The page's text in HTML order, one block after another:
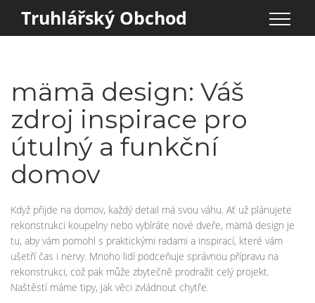
Truhlářský Obchod
mämā design: Váš
zdroj inspirace pro
útulný a funkční
domov
Když přijde na domov, každý detail má svou váhu. Ať už plánujete
rekonstrukci koupelny nebo vybíráte nové dveře, mämā design je
tu, aby vám pomohl s praktickými radami a inspirací, které vám
ušetří čas i nervy. Mnoho lidí podceňuje správnou přípravu na
rekonstrukci, což pak může zbytečně prodražit celý projekt.
Naštěstí máme tipy, jak věci zvládnout chytře.